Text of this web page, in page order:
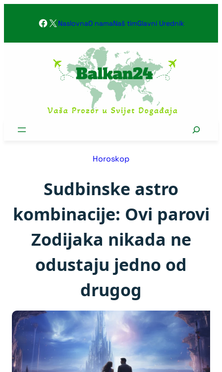
Facebook
X NaslovnaO namaNaš timGlavni Urednik
Search
Horoskop
Sudbinske astro
kombinacije: Ovi parovi
Zodijaka nikada ne
odustaju jedno od
drugog